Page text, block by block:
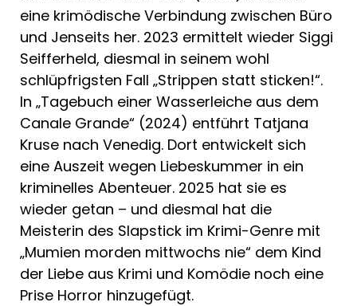
eine krimödische Verbindung zwischen Büro
und Jenseits her. 2023 ermittelt wieder Siggi
Seifferheld, diesmal in seinem wohl
schlüpfrigsten Fall „Strippen statt sticken!“.
In „Tagebuch einer Wasserleiche aus dem
Canale Grande“ (2024) entführt Tatjana
Kruse nach Venedig. Dort entwickelt sich
eine Auszeit wegen Liebeskummer in ein
kriminelles Abenteuer. 2025 hat sie es
wieder getan – und diesmal hat die
Meisterin des Slapstick im Krimi-Genre mit
„Mumien morden mittwochs nie“ dem Kind
der Liebe aus Krimi und Komödie noch eine
Prise Horror hinzugefügt.